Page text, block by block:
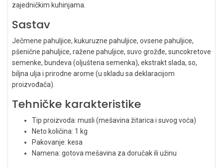
zajedničkim kuhinjama.
Sastav
Ječmene pahuljice, kukuruzne pahuljice, ovsene pahuljice,
pšenične pahuljice, ražene pahuljice, suvo grožđe, suncokretove
semenke, bundeva (oljuštena semenka), ekstrakt slada, so,
biljna ulja i prirodne arome (u skladu sa deklaracijom
proizvođača).
Tehničke karakteristike
Tip proizvoda: musli (mešavina žitarica i suvog voća)
Neto količina: 1 kg
Pakovanje: kesa
Namena: gotova mešavina za doručak ili užinu